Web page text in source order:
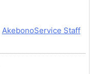
AkebonoService Staff